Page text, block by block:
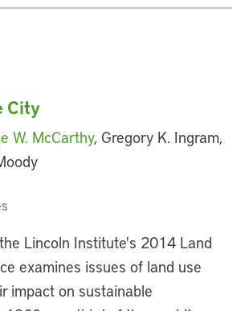
City
W. McCarthy, Gregory K. Ingram,
Lincoln Institute's 2014 Land
examines issues of land use
impact on sustainable